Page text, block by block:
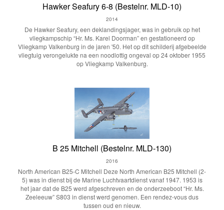
Hawker Seafury 6-8 (Bestelnr. MLD-10)
2014
De Hawker Seafury, een deklandingsjager, was in gebruik op het
vliegkampschip “Hr. Ms. Karel Doorman” en gestationeerd op
Vliegkamp Valkenburg in de jaren '50. Het op dit schilderij afgebeelde
vliegtuig verongelukte na een noodlottig ongeval op 24 oktober 1955
op Vliegkamp Valkenburg.
B 25 Mitchell (Bestelnr. MLD-130)
2016
North American B25-C Mitchell Deze North American B25 Mitchell (2-
5) was in dienst bij de Marine Luchtvaartdienst vanaf 1947. 1953 is
het jaar dat de B25 werd afgeschreven en de onderzeeboot “Hr. Ms.
Zeeleeuw” S803 in dienst werd genomen. Een rendez-vous dus
tussen oud en nieuw.